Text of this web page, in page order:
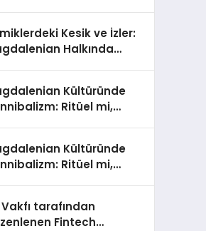
Kesik ve İzler:
Halkında
Kültüründe
Ritüel mi,
Kültüründe
Ritüel mi,
Vakfı tarafından
Fintech